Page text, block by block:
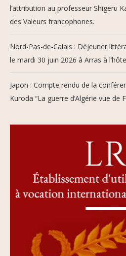
l’attribution au professeur Shigeru
des Valeurs francophones.
Nord-Pas-de-Calais : Déjeuner
le mardi 30 juin 2026 à Arras à
Japon : Compte rendu de la
Kuroda “La guerre d’Algérie vue de